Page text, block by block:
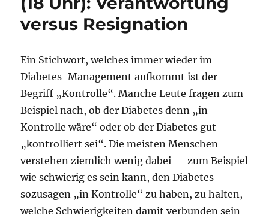
versus Resignation
Ein Stichwort, welches immer wieder im
Diabetes-Management aufkommt ist der
Begriff „Kontrolle“. Manche Leute fragen zum
Beispiel nach, ob der Diabetes denn „in
Kontrolle wäre“ oder ob der Diabetes gut
„kontrolliert sei“. Die meisten Menschen
verstehen ziemlich wenig dabei — zum Beispiel
wie schwierig es sein kann, den Diabetes
sozusagen „in Kontrolle“ zu haben, zu halten,
welche Schwierigkeiten damit verbunden sein